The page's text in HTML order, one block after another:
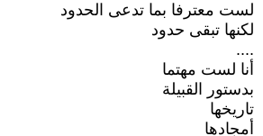
لست معترفا بما تدعى الحدود
لكنها تبقى حدود
....
أنا لست مهتما
بدستور القبيلة
تاريخها
أمجادها